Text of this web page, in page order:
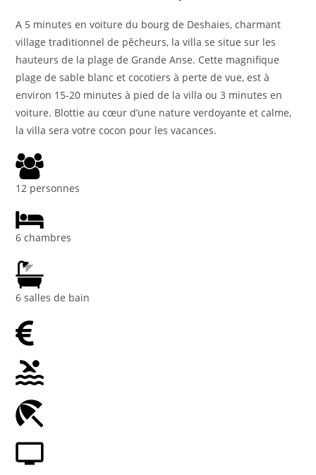
A 5 minutes en voiture du bourg de Deshaies, charmant
village traditionnel de pêcheurs, la villa se situe sur les
hauteurs de la plage de Grande Anse. Cette magnifique
plage de sable blanc et cocotiers à perte de vue, est à
environ 15-20 minutes à pied de la villa ou 3 minutes en
voiture. Blottie au cœur d’une nature verdoyante et calme,
la villa sera votre cocon pour les vacances.
12 personnes
6 chambres
6 salles de bain